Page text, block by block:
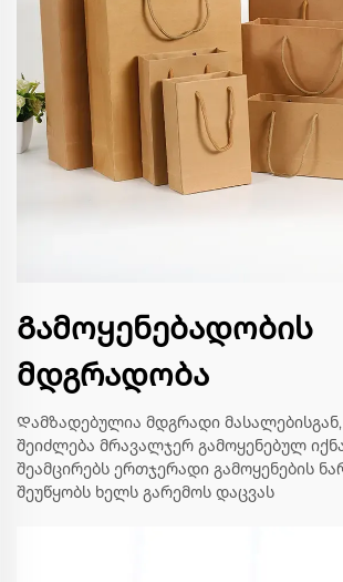
Გამოყენებადობის
მდგრადობა
Დამზადებულია მდგრადი
შეიძლება მრავალჯერ გამოყენებულ
შეამცირებს ერთჯერადი გამოყენების
შეუწყობს ხელს გარემოს დაცვას